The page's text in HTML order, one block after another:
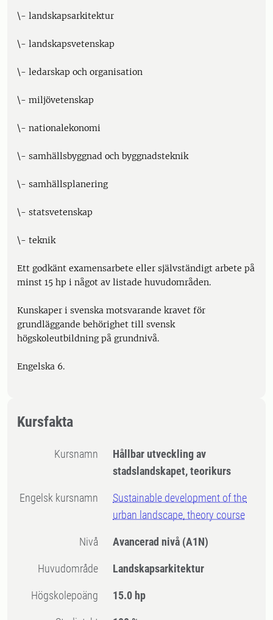
\- landskapsarkitektur
\- landskapsvetenskap
\- ledarskap och organisation
\- miljövetenskap
\- nationalekonomi
\- samhällsbyggnad och byggnadsteknik
\- samhällsplanering
\- statsvetenskap
\- teknik
Ett godkänt examensarbete eller självständigt arbete på
minst 15 hp i något av listade huvudområden.
Kunskaper i svenska motsvarande kravet för
grundläggande behörighet till svensk
högskoleutbildning på grundnivå.
Engelska 6.
Kursfakta
Kursnamn
Hållbar utveckling av
stadslandskapet, teorikurs
Engelsk kursnamn
Sustainable development of the
urban landscape, theory course
Nivå Avancerad nivå (A1N)
Huvudområde Landskapsarkitektur
högskolepoäng 15.0 hp